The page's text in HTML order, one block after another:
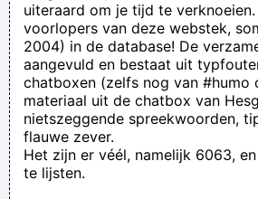
heeft haar lichaam in drie
Shit
uiteraard om je tijd te
voorlopers van deze webstek,
2004) in de database! De
aangevuld en bestaat uit
chatboxen (zelfs nog van #humo
materiaal uit de chatbox van
nietszeggende spreekwoorden,
flauwe zever.
Het zijn er véél, namelijk 6063,
te lijsten.